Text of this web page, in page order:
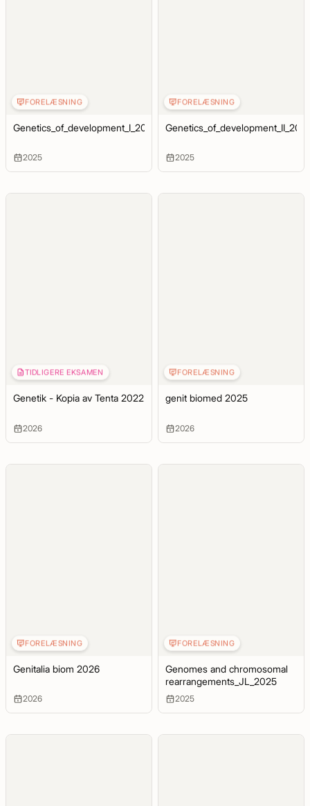
FORELÆSNING
Genetics_of_development_I_2025
2025
FORELÆSNING
2025
TIDLIGERE EKSAMEN
Genetik - Kopia av Tenta 2022
2026
FORELÆSNING
genit biomed 2025
2026
FORELÆSNING
Genitalia biom 2026
2026
FORELÆSNING
Genomes and chromosomal
rearrangements_JL_2025
2025